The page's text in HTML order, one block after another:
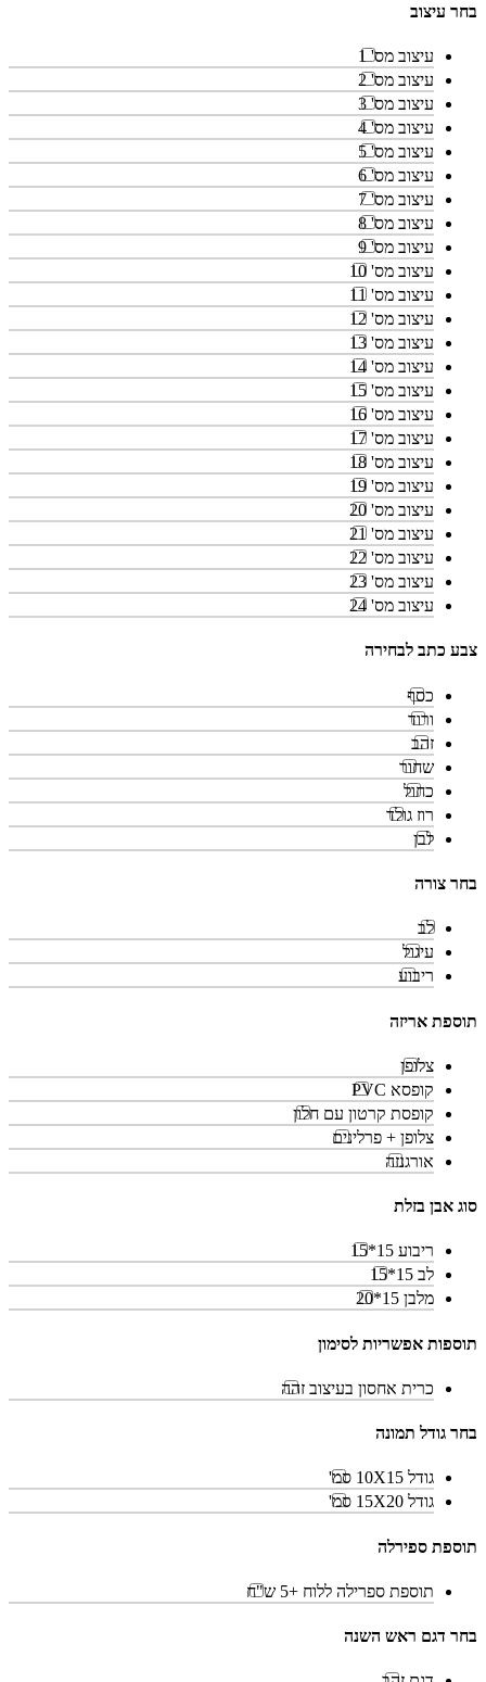
בחר עיצוב
עיצוב מס' 1
עיצוב מס' 2
עיצוב מס' 3
עיצוב מס' 4
עיצוב מס' 5
עיצוב מס' 6
עיצוב מס' 7
עיצוב מס' 8
עיצוב מס' 9
עיצוב מס' 10
עיצוב מס' 11
עיצוב מס' 12
עיצוב מס' 13
עיצוב מס' 14
עיצוב מס' 15
עיצוב מס' 16
עיצוב מס' 17
עיצוב מס' 18
עיצוב מס' 19
עיצוב מס' 20
עיצוב מס' 21
עיצוב מס' 22
עיצוב מס' 23
עיצוב מס' 24
צבע כתב לבחירה
כסף
ורוד
זהב
שחור
כחול
רוז גולד
לבן
בחר צורה
לב
עיגול
ריבוע
תוספת אריזה
צלופן
קופסא PVC
קופסת קרטון עם חלון
צלופן + פרלינים
אורגנזה
סוג אבן בזלת
ריבוע 15*15
לב 15*15
מלבן 15*20
תוספות אפשריות לסימון
כרית אחסון בעיצוב זהה
בחר גודל תמונה
גודל 10X15 סמ'
גודל 15X20 סמ'
תוספת ספירלה
תוספת ספרילה ללוח +5 ש"ח
בחר דגם ראש השנה